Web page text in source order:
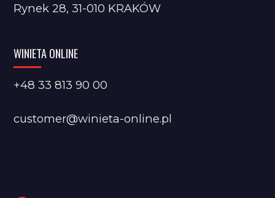
Rynek 28, 31-010 KRAKÓW
WINIETA ONLINE
+48 33 813 90 00
customer@winieta-online.pl